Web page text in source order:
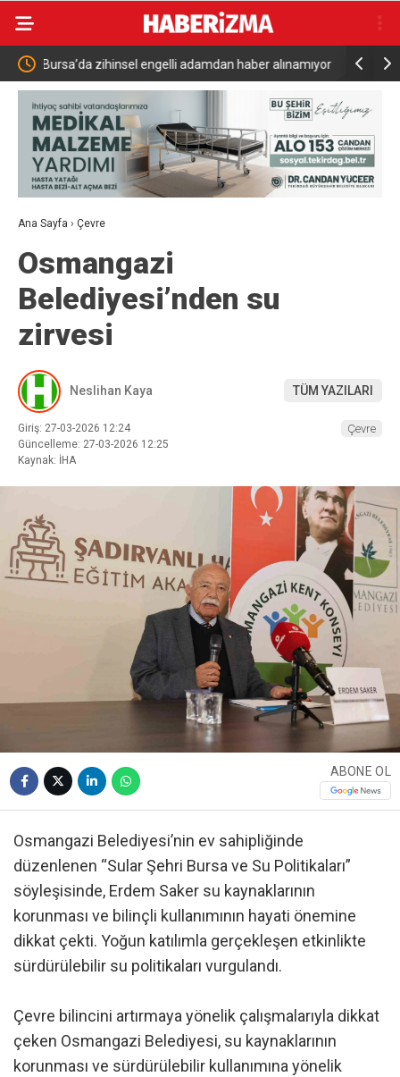
haber alınamıyor Türkiye Suudi Arabistan ve Pakistan Arasında
Savunma Anlaşması
Ana Sayfa › Çevre
Osmangazi
Belediyesi’nden su
zirvesi
Neslihan Kaya TÜM YAZILARI
Giriş: 27-03-2026 12:24
Güncelleme: 27-03-2026 12:25
Kaynak: İHA
Çevre
ABONE OL
Osmangazi Belediyesi’nin ev sahipliğinde
düzenlenen “Sular Şehri Bursa ve Su Politikaları”
söyleşisinde, Erdem Saker su kaynaklarının
korunması ve bilinçli kullanımının hayati önemine
dikkat çekti. Yoğun katılımla gerçekleşen etkinlikte
sürdürülebilir su politikaları vurgulandı.
Çevre bilincini artırmaya yönelik çalışmalarıyla dikkat
çeken Osmangazi Belediyesi, su kaynaklarının
korunması ve sürdürülebilir kullanımına yönelik